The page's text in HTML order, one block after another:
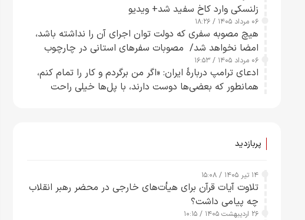
زلنسکی وارد کاخ سفید شد+ ویدیو
۰۶ مرداد ۱۴۰۵ / ۱۸:۲۶
هیچ مصوبه سفری که دولت توان اجرای آن را نداشته باشد،
امضا نخواهد شد/ مصوبات سفرهای استانی در چارچوب
قانون بودجه است+ عکس
۰۶ مرداد ۱۴۰۵ / ۱۶:۵۳
ادعای ترامپ دربارهٔ ایران: «اگر من برگردم و کار را تمام کنم،
همانطور که بعضی‌ها دوست دارند، با پل‌ها خیلی راحت
پربازدید
۱۴ تیر ۱۴۰۵ / ۱۵:۰۸
تلاوت آیات قرآن برای هیأت‌های خارجی در محضر رهبر انقلاب
چه پیامی داشت؟
۲۶ اردیبهشت ۱۴۰۵ / ۱۰:۱۵